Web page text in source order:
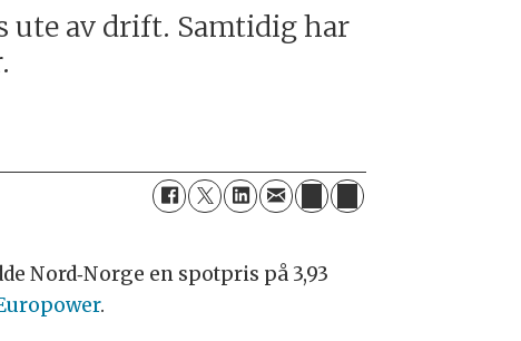
ute av drift. Samtidig har
Nord‑Norge en spotpris på 3,93
.